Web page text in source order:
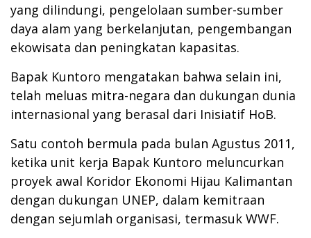
yang dilindungi, pengelolaan sumber-sumber
daya alam yang berkelanjutan, pengembangan
ekowisata dan peningkatan kapasitas.
Bapak Kuntoro mengatakan bahwa selain ini,
telah meluas mitra-negara dan dukungan dunia
internasional yang berasal dari Inisiatif HoB.
Satu contoh bermula pada bulan Agustus 2011,
ketika unit kerja Bapak Kuntoro meluncurkan
proyek awal Koridor Ekonomi Hijau Kalimantan
dengan dukungan UNEP, dalam kemitraan
dengan sejumlah organisasi, termasuk WWF.